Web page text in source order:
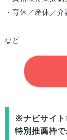
・育休／産休／
など
※ナビサイト
特別推薦枠